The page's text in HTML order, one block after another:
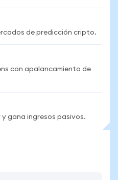
de predicción cripto.
con apalancamiento de
gana ingresos pasivos.